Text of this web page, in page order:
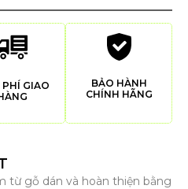
PHÍ GIAO
BẢO HÀNH
CHÍNH HÃNG
từ gỗ dán và hoàn thiện bằng